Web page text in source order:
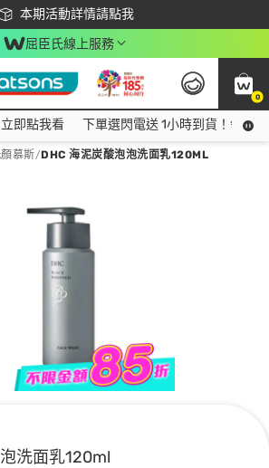
本期活動詳情請點我
下載app最高回饋$350
屈臣氏線上服務
0
點我看
即點我看 下單選閃電送 1小時到貨！領神
慕斯/DHC 海泥炭酸泡泡洗面乳120ML
洗面乳120ml